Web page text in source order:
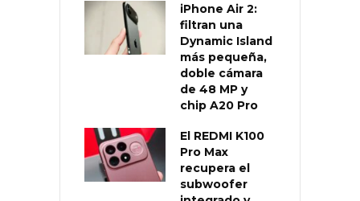
iPhone Air 2:
filtran una
Dynamic Island
más pequeña,
doble cámara
de 48 MP y
chip A20 Pro
El REDMI K100
Pro Max
recupera el
subwoofer